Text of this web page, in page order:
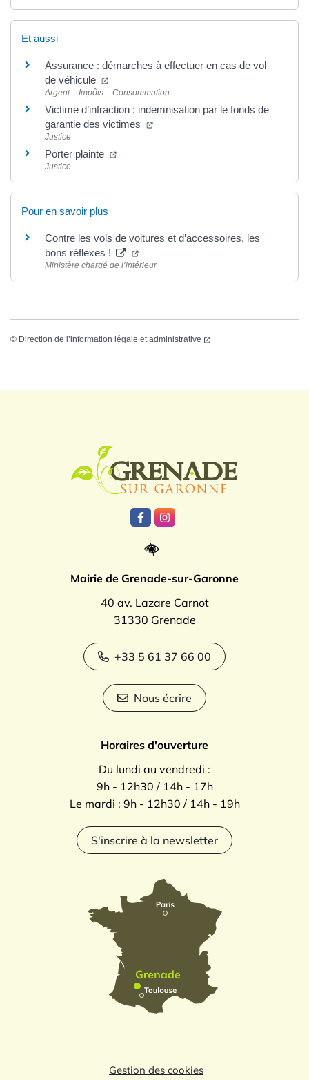
Et aussi
Assurance : démarches à effectuer en cas de vol
de véhicule
Argent – Impôts – Consommation
Victime d’infraction : indemnisation par le fonds de
garantie des victimes
Justice
Porter plainte
Justice
Pour en savoir plus
Contre les vols de voitures et d’accessoires, les
bons réflexes !
Ministère chargé de l’intérieur
© Direction de l’information légale et administrative
Lien vers le compte Facebook
Lien vers le compte
Mairie de Grenade-sur-Garonne
40 av. Lazare Carnot
31330 Grenade
+33 5 61 37 66 00
Nous écrire
Horaires d'ouverture
Du lundi au vendredi :
9h - 12h30 / 14h - 17h
Le mardi : 9h - 12h30 / 14h - 19h
S'inscrire à la newsletter
Gestion des cookies